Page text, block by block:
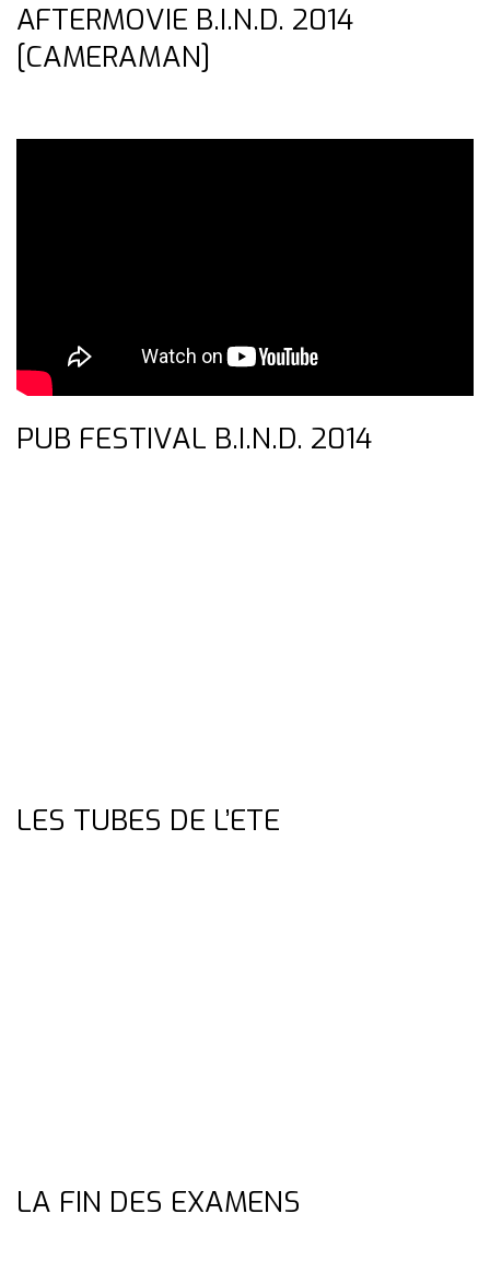
AFTERMOVIE B.I.N.D. 2014
[CAMERAMAN]
PUB FESTIVAL B.I.N.D. 2014
LES TUBES DE L’ETE
LA FIN DES EXAMENS